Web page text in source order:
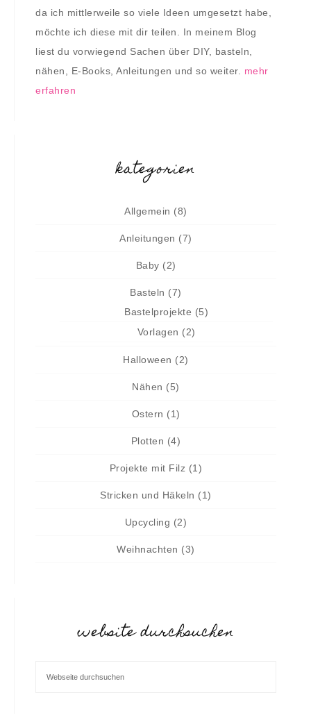
da ich mittlerweile so viele Ideen umgesetzt habe,
möchte ich diese mit dir teilen. In meinem Blog
liest du vorwiegend Sachen über DIY, basteln,
nähen, E-Books, Anleitungen und so weiter. mehr
erfahren
kategorien
Allgemein (8)
Anleitungen (7)
Baby (2)
Basteln (7)
Bastelprojekte (5)
Vorlagen (2)
Halloween (2)
Nähen (5)
Ostern (1)
Plotten (4)
Projekte mit Filz (1)
Stricken und Häkeln (1)
Upcycling (2)
Weihnachten (3)
website durchsuchen